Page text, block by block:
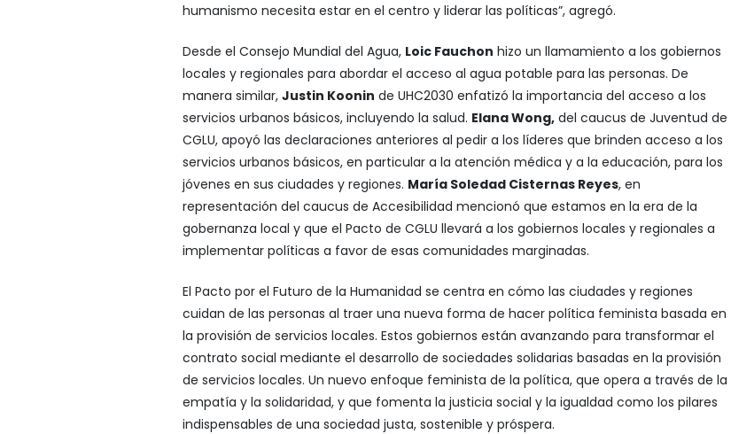
humanismo necesita estar en el centro y liderar las políticas”, agregó.
Desde el Consejo Mundial del Agua, Loic Fauchon hizo un llamamiento a los gobiernos
locales y regionales para abordar el acceso al agua potable para las personas. De
manera similar, Justin Koonin de UHC2030 enfatizó la importancia del acceso a los
servicios urbanos básicos, incluyendo la salud. Elana Wong, del caucus de Juventud de
CGLU, apoyó las declaraciones anteriores al pedir a los líderes que brinden acceso a los
servicios urbanos básicos, en particular a la atención médica y a la educación, para los
jóvenes en sus ciudades y regiones. María Soledad Cisternas Reyes, en
representación del caucus de Accesibilidad mencionó que estamos en la era de la
gobernanza local y que el Pacto de CGLU llevará a los gobiernos locales y regionales a
implementar políticas a favor de esas comunidades marginadas.
El Pacto por el Futuro de la Humanidad se centra en cómo las ciudades y regiones
cuidan de las personas al traer una nueva forma de hacer política feminista basada en
la provisión de servicios locales. Estos gobiernos están avanzando para transformar el
contrato social mediante el desarrollo de sociedades solidarias basadas en la provisión
de servicios locales. Un nuevo enfoque feminista de la política, que opera a través de la
empatía y la solidaridad, y que fomenta la justicia social y la igualdad como los pilares
indispensables de una sociedad justa, sostenible y próspera.